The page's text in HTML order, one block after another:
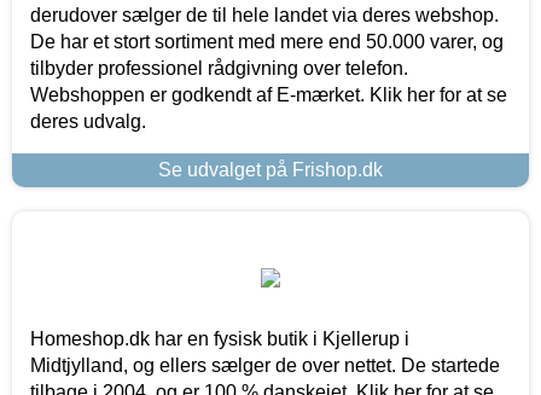
derudover sælger de til hele landet via deres webshop.
De har et stort sortiment med mere end 50.000 varer, og
tilbyder professionel rådgivning over telefon.
Webshoppen er godkendt af E-mærket. Klik her for at se
deres udvalg.
Se udvalget på Frishop.dk
Homeshop.dk har en fysisk butik i Kjellerup i
Midtjylland, og ellers sælger de over nettet. De startede